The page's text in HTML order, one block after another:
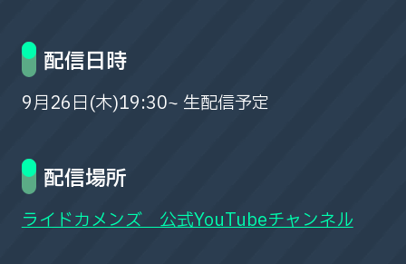
配信日時
9月26日(木)19:30~ 生配信予定
配信場所
ライドカメンズ 公式YouTubeチャンネル